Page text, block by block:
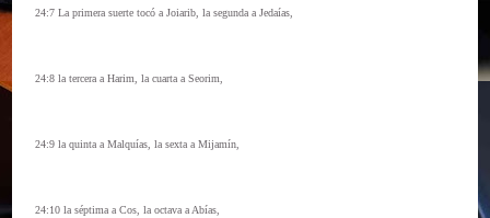
24:7 La primera suerte tocó a Joiarib, la segunda a Jedaías,
24:8 la tercera a Harim, la cuarta a Seorim,
24:9 la quinta a Malquías, la sexta a Mijamín,
24:10 la séptima a Cos, la octava a Abías,